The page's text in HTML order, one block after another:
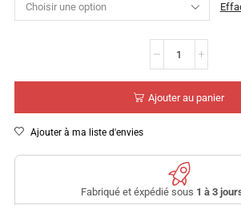
Ajouter au panier
Ajouter à ma liste d'envies
Fabriqué et éxpédié sous 1 à 3